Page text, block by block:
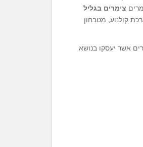
צימרים בגליל
קולנוע, מטבחון
אשר יעסקו בנושא